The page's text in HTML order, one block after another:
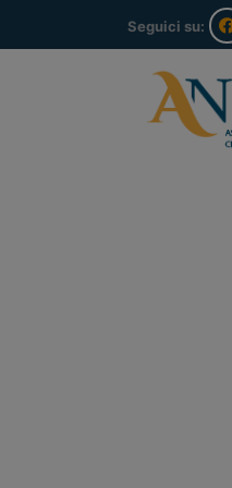
Seguici su: